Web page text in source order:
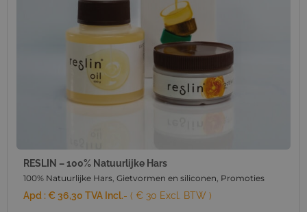
RESLIN – 100% Natuurlijke Hars
100% Natuurlijke Hars, Gietvormen en siliconen, Promoties
Apd :€ 36,30 TVA Incl.- ( € 30 Excl. BTW )